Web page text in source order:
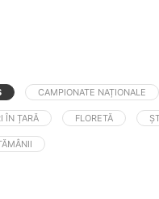
CAMPIONATE NAȚIONALE
ÎN ȚARĂ FLORETĂ